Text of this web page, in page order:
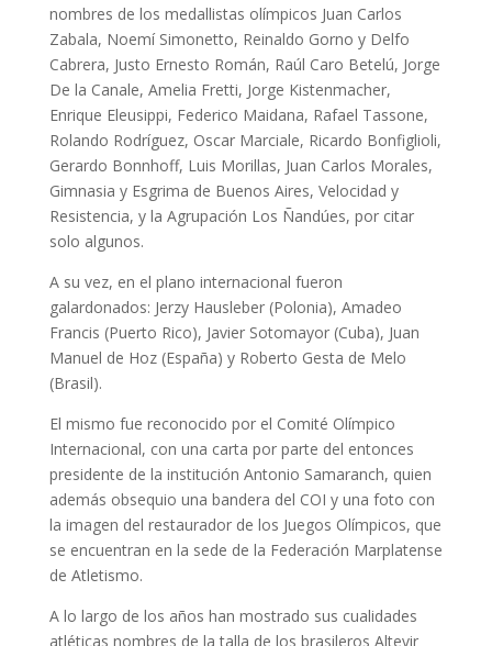
nombres de los medallistas olímpicos Juan Carlos
Zabala, Noemí Simonetto, Reinaldo Gorno y Delfo
Cabrera, Justo Ernesto Román, Raúl Caro Betelú, Jorge
De la Canale, Amelia Fretti, Jorge Kistenmacher,
Enrique Eleusippi, Federico Maidana, Rafael Tassone,
Rolando Rodríguez, Oscar Marciale, Ricardo Bonfiglioli,
Gerardo Bonnhoff, Luis Morillas, Juan Carlos Morales,
Gimnasia y Esgrima de Buenos Aires, Velocidad y
Resistencia, y la Agrupación Los Ñandúes, por citar
solo algunos.
A su vez, en el plano internacional fueron
galardonados: Jerzy Hausleber (Polonia), Amadeo
Francis (Puerto Rico), Javier Sotomayor (Cuba), Juan
Manuel de Hoz (España) y Roberto Gesta de Melo
(Brasil).
El mismo fue reconocido por el Comité Olímpico
Internacional, con una carta por parte del entonces
presidente de la institución Antonio Samaranch, quien
además obsequio una bandera del COI y una foto con
la imagen del restaurador de los Juegos Olímpicos, que
se encuentran en la sede de la Federación Marplatense
de Atletismo.
A lo largo de los años han mostrado sus cualidades
atléticas nombres de la talla de los brasileros Altevir